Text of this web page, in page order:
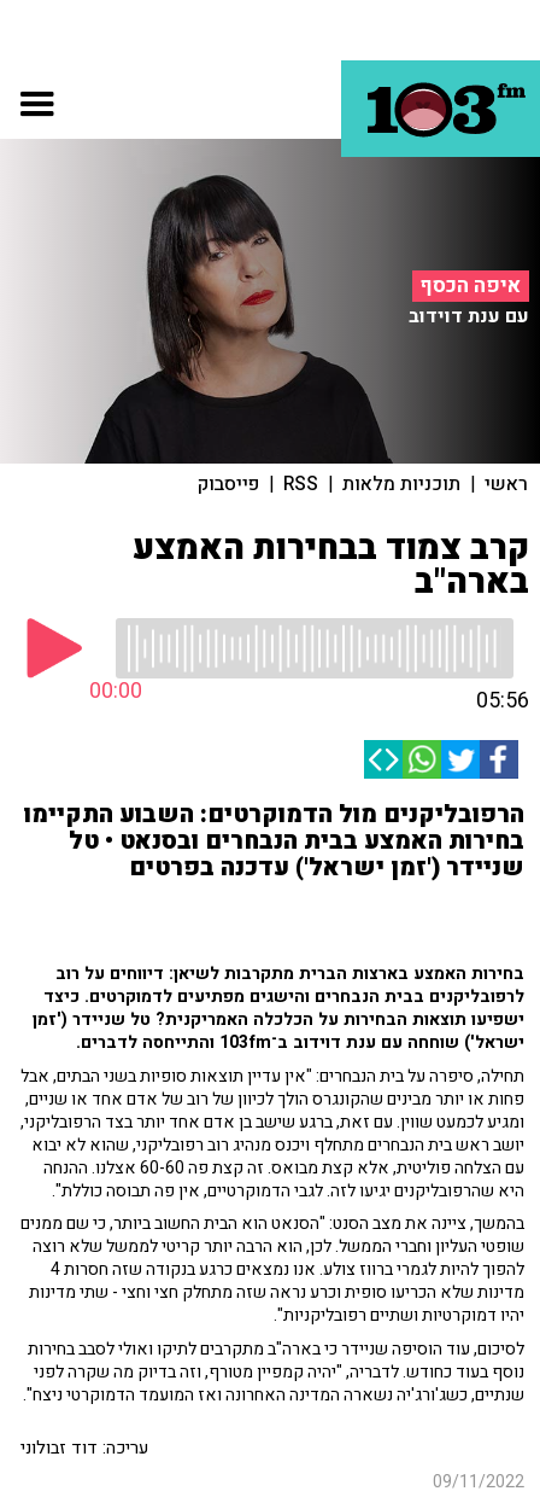
איפה הכסף
עם ענת דוידוב
ראשי | תוכניות מלאות |
RSS
| פייסבוק
קרב צמוד בבחירות האמצע
בארה"ב
00:00 05:56
הרפובליקנים מול הדמוקרטים: השבוע התקיימו
בחירות האמצע בבית הנבחרים ובסנאט • טל
שניידר ('זמן ישראל') עדכנה בפרטים
בחירות האמצע בארצות הברית מתקרבות לשיאן: דיווחים על רוב
לרפובליקנים בבית הנבחרים והישגים מפתיעים לדמוקרטים. כיצד
ישפיעו תוצאות הבחירות על הכלכלה האמריקנית? טל שניידר ('זמן
ישראל') שוחחה עם ענת דוידוב ב־103fm והתייחסה לדברים.
תחילה, סיפרה על בית הנבחרים: "אין עדיין תוצאות סופיות בשני הבתים, אבל
פחות או יותר מבינים שהקונגרס הולך לכיוון של רוב של אדם אחד או שניים,
ומגיע לכמעט שווין. עם זאת, ברגע שישב בן אדם אחד יותר בצד הרפובליקני,
יושב ראש בית הנבחרים מתחלף ויכנס מנהיג רוב רפובליקני, שהוא לא יבוא
עם הצלחה פוליטית, אלא קצת מבואס. זה קצת פה 60-60 אצלנו. ההנחה
היא שהרפובליקנים יגיעו לזה. לגבי הדמוקרטיים, אין פה תבוסה כוללת".
בהמשך, ציינה את מצב הסנט: "הסנאט הוא הבית החשוב ביותר, כי שם ממנים
שופטי העליון וחברי הממשל. לכן, הוא הרבה יותר קריטי לממשל שלא רוצה
להפוך להיות לגמרי ברווז צולע. אנו נמצאים כרגע בנקודה שזה חסרות 4
מדינות שלא הכריעו סופית וכרע נראה שזה מתחלק חצי וחצי - שתי מדינות
יהיו דמוקרטיות ושתיים רפובליקניות".
לסיכום, עוד הוסיפה שניידר כי בארה"ב מתקרבים לתיקו ואולי לסבב בחירות
נוסף בעוד כחודש. לדבריה, "יהיה קמפיין מטורף, וזה בדיוק מה שקרה לפני
שנתיים, כשג'ורג'יה נשארה המדינה האחרונה ואז המועמד הדמוקרטי ניצח".
עריכה: דוד זבולוני
09/11/2022